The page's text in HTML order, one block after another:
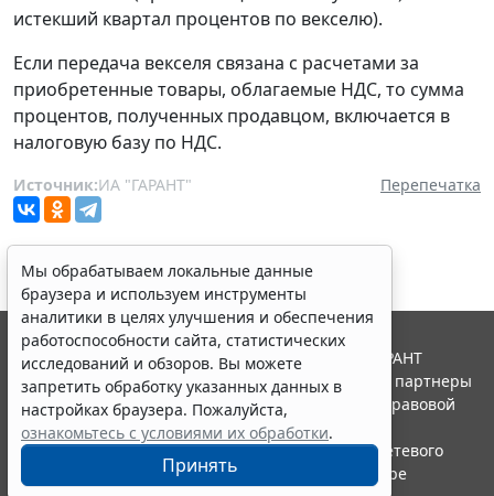
истекший квартал процентов по векселю).
Если передача векселя связана с расчетами за
приобретенные товары, облагаемые НДС, то сумма
процентов, полученных продавцом, включается в
налоговую базу по НДС.
Источник:ИА "ГАРАНТ" Перепечатка
Мы обрабатываем локальные данные
браузера и используем инструменты
аналитики в целях улучшения и обеспечения
работоспособности сайта, статистических
исследований и обзоров. Вы можете
запретить обработку указанных данных в
настройках браузера. Пожалуйста,
ознакомьтесь с условиями их обработки.
Принять
© ООО "НПП "ГАРАНТ-СЕРВИС", 2026. Система ГАРАНТ
выпускается с 1990 года. Компания "Гарант" и ее партнеры
являются участниками Российской ассоциации правовой
информации ГАРАНТ.
Портал ГАРАНТ.РУ зарегистрирован в качестве сетевого
издания Федеральной службой по надзору в сфере